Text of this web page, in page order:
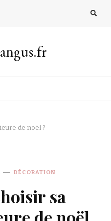
de noël ?
DÉCORATION
sa